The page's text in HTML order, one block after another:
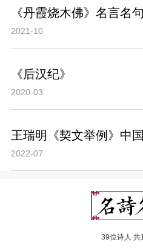
《丹霞烧木佛》名言名
2021-10
《后汉纪》
2020-03
王瑞明《契文举例》中
2022-07
39位诗人 共